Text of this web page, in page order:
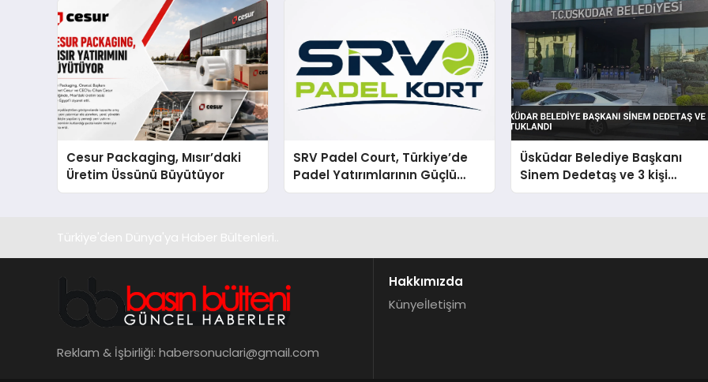
Cesur Packaging, Mısır’daki
Üretim Üssünü Büyütüyor
SRV Padel Court, Türkiye’de
Padel Yatırımlarının Güçlü
Markası Olmayı Sürdürüyor
Üsküdar Belediye Başkanı
Sinem Dedetaş ve 3 kişi
tutuklandı
Türkiye'den Dünya'ya Haber Bültenleri..
Reklam & İşbirliği: habersonuclari@gmail.com
Hakkımızda
Künyeİletişim